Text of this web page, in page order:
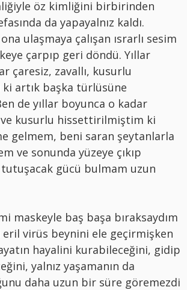
öz kimliğini birbirinden
da yapayalnız kaldı.
ulaşmaya çalışan ısrarlı sesim
çarpıp geri döndü. Yıllar
çaresiz, zavallı, kusurlu
artık başka türlüsüne
de yıllar boyunca o kadar
ve kusurlu hissettirilmiştim ki
gelmem, beni saran şeytanlarla
ve sonunda yüzeye çıkıp
gücü bulmam uzun
maskeyle baş başa bıraksaydım
virüs beynini ele geçirmişken
hayalini kurabileceğini, gidip
yalnız yaşamanın da
daha uzun bir süre göremezdi